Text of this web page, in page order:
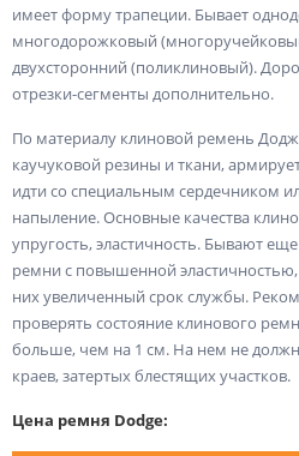
имеет форму трапеции. Бывает
многодорожковый
двухсторонний (поликлиновый).
отрезки-сегменты дополнительно.
По материалу клиновой ремень Додж
каучуковой резины и ткани,
идти со специальным сердечником
напыление. Основные качества
упругость, эластичность. Бывают
ремни с повышенной эластичностью,
них увеличенный срок службы.
проверять состояние клинового
больше, чем на 1 см. На нем не
краев, затертых блестящих участков.
Цена ремня Dodge: